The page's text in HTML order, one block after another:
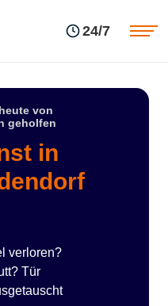
24/7
von
geholfen
in
verloren?
Tür